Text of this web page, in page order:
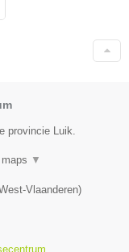
provincie Luik.
▼
Vlaanderen)